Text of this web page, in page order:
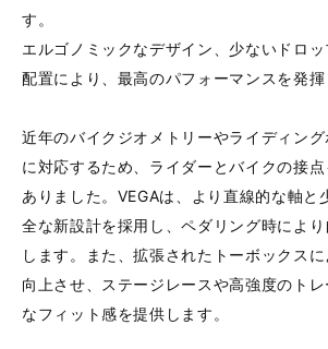
す。
エルゴノミックなデザイン、少ないドロ
配置により、最高のパフォーマンスを発揮
近年のバイクジオメトリーやライディン
に対応するため、ライダーとバイクの接
ありました。VEGAは、より直線的な軸と
全な新設計を採用し、ペダリング時によ
します。また、拡張されたトーボックス
向上させ、ステージレースや高強度のト
なフィット感を提供します。